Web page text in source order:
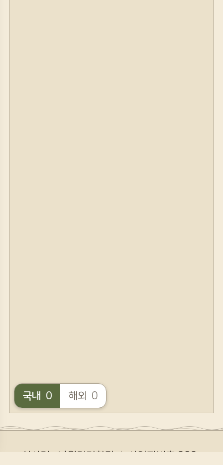
국내 0 해외 0
회사명 : 낭월명리학당 ㅣ 사업자번호 308-